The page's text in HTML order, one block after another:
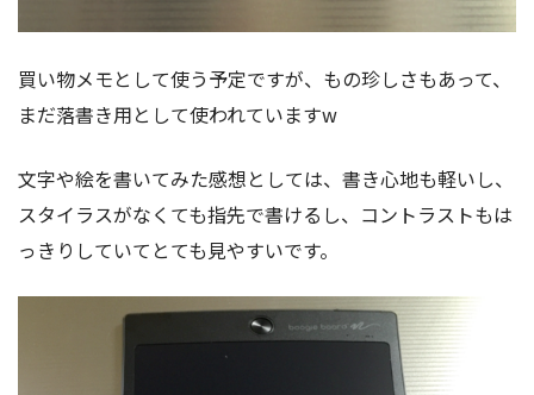
買い物メモとして使う予定ですが、もの珍しさもあって、
まだ落書き用として使われていますw
文字や絵を書いてみた感想としては、書き心地も軽いし、
スタイラスがなくても指先で書けるし、コントラストもは
っきりしていてとても見やすいです。